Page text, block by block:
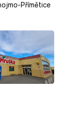
Přímětice